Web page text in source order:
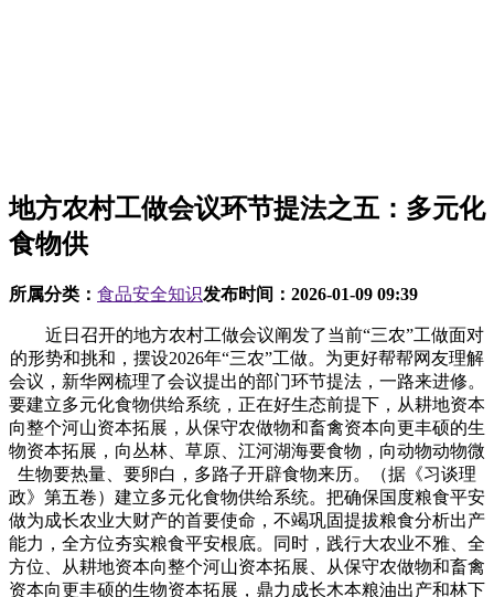
地方农村工做会议环节提法之五：多元化
食物供
所属分类： 食品安全知识发布时间： 2026-01-09 09:39
近日召开的地方农村工做会议阐发了当前“三农”工做面对
的形势和挑和，摆设2026年“三农”工做。为更好帮帮网友理解
会议，新华网梳理了会议提出的部门环节提法，一路来进修。
要建立多元化食物供给系统，正在好生态前提下，从耕地资本
向整个河山资本拓展，从保守农做物和畜禽资本向更丰硕的生
物资本拓展，向丛林、草原、江河湖海要食物，向动物动物微
生物要热量、要卵白，多路子开辟食物来历。（据《习谈理
政》第五卷）建立多元化食物供给系统。把确保国度粮食平安
做为成长农业大财产的首要使命，不竭巩固提拔粮食分析出产
能力，全方位夯实粮食平安根底。同时，践行大农业不雅、全
方位、从耕地资本向整个河山资本拓展、从保守农做物和畜禽
资本向更丰硕的生物资本拓展，鼎力成长木本粮油出产和林下